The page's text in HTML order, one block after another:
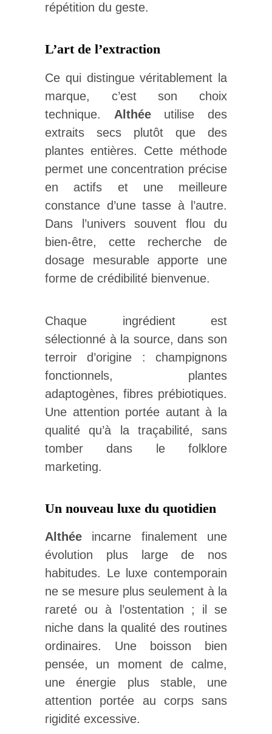
répétition du geste.
L’art de l’extraction
Ce qui distingue véritablement la
marque, c’est son choix
technique. Althéeutilise des
extraits secs plutôt que des
plantes entières. Cette méthode
permet une concentration précise
en actifs et une meilleure
constance d’une tasse à l’autre.
Dans l’univers souvent flou du
bien-être, cette recherche de
dosage mesurable apporte une
forme de crédibilité bienvenue.
Chaque ingrédient est
sélectionné à la source, dans son
terroir d’origine : champignons
fonctionnels, plantes
adaptogènes, fibres prébiotiques.
Une attention portée autant à la
qualité qu’à la traçabilité, sans
tomber dans le folklore
marketing.
Un nouveau luxe du quotidien
Althée incarne finalement une
évolution plus large de nos
habitudes. Le luxe contemporain
ne se mesure plus seulement à la
rareté ou à l’ostentation ; il se
niche dans la qualité des routines
ordinaires. Une boisson bien
pensée, un moment de calme,
une énergie plus stable, une
attention portée au corps sans
rigidité excessive.